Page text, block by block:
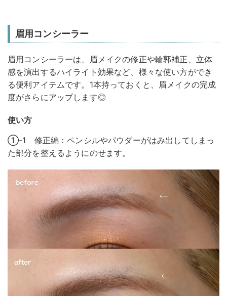
眉用コンシーラー
眉用コンシーラーは、眉メイクの修正や輪郭補正、立体
感を演出するハイライト効果など、様々な使い方ができ
る便利アイテムです。1本持っておくと、眉メイクの完成
度がさらにアップします◎
使い方
①-1 修正編：ペンシルやパウダーがはみ出してしまっ
た部分を整えるようにのせます。